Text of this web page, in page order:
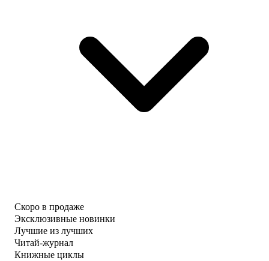
Скоро в продаже
Эксклюзивные новинки
Лучшие из лучших
Читай-журнал
Книжные циклы